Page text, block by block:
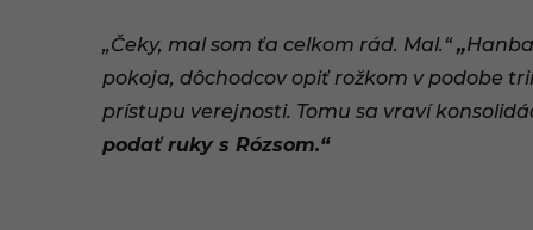
2
0
„Čeky, mal som ťa celkom rád. Mal.“ „
pokoja, dôchodcov opiť rožkom v podobe
prístupu verejnosti. Tomu sa vraví
podať ruky s Rózsom.“